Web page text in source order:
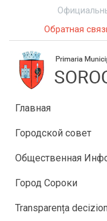
Обратная
Главная
Городской совет
Общественная
Город Сороки
Transparența